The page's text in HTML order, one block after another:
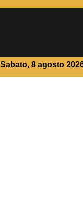
Sabato, 8 agosto